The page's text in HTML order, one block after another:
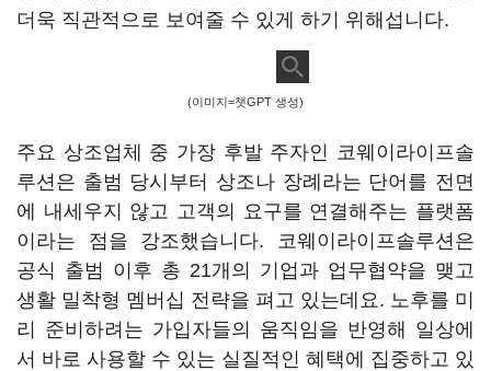
더욱 직관적으로 보여줄 수 있게 하기 위해섭니다.
(이미지=챗GPT 생성)
주요 상조업체 중 가장 후발 주자인 코웨이라이프솔
루션은 출범 당시부터 상조나 장례라는 단어를 전면
에 내세우지 않고 고객의 요구를 연결해주는 플랫폼
이라는 점을 강조했습니다. 코웨이라이프솔루션은
공식 출범 이후 총 21개의 기업과 업무협약을 맺고
생활 밀착형 멤버십 전략을 펴고 있는데요. 노후를 미
리 준비하려는 가입자들의 움직임을 반영해 일상에
서 바로 사용할 수 있는 실질적인 혜택에 집중하고 있